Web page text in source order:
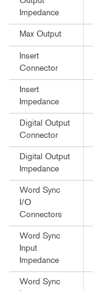
Impedance
Max Output
Insert
Connector
Insert
Impedance
Digital Output
Connector
Digital Output
Impedance
Word Sync
I/O
Connectors
Word Sync
Input
Impedance
Word Sync